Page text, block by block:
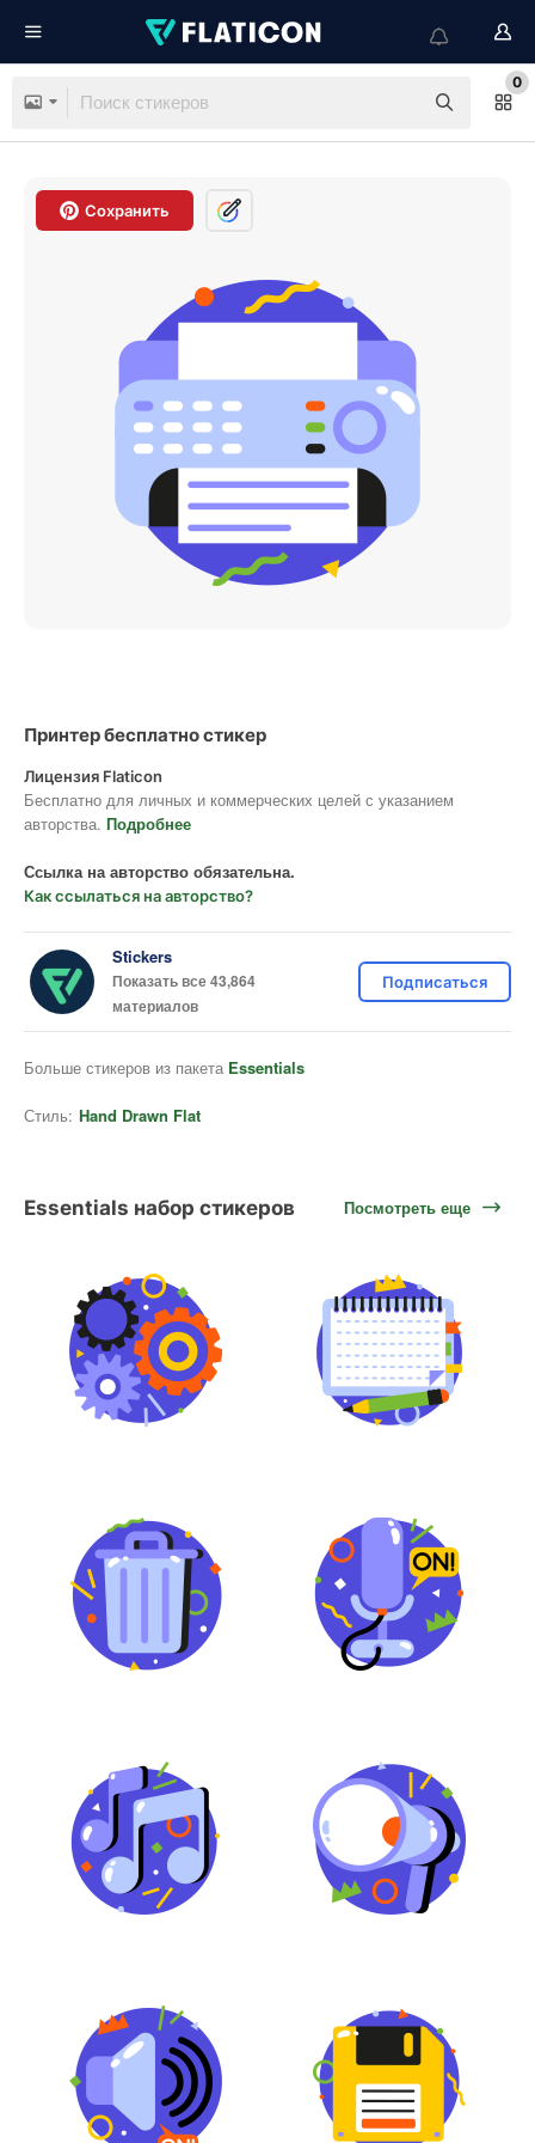
0
Сохранить
Принтер бесплатно стикер
Лицензия Flaticon
Бесплатно для личных и коммерческих целей с указанием
авторства. Подробнее
Ссылка на авторство обязательна.
Как ссылаться на авторство?
Stickers
Показать все 43,864
материалов
Подписаться
Больше стикеров из пакета Essentials
Стиль: Hand Drawn Flat
Essentials набор стикеров Посмотреть еще